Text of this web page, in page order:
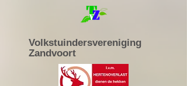
Volkstuindersvereniging
Zandvoort